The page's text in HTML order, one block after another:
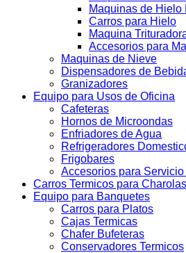
Maquinas de Hielo
Carros para Hielo
Maquina
Accesorios para
Maquinas de Nieve
Dispensadores de
Granizadores
Equipo para Usos de Oficina
Cafeteras
Hornos de Microondas
Enfriadores de Agua
Refrigeradores
Frigobares
Accesorios para Servicio
Carros Termicos para Charolas
Equipo para Banquetes
Carros para Platos
Cajas Termicas
Chafer Bufeteras
Conservadores Termicos